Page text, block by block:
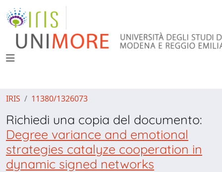
IRIS 11380/1326073
Richiedi una copia del documento:
Degree variance and emotional
strategies catalyze cooperation in
dynamic signed networks